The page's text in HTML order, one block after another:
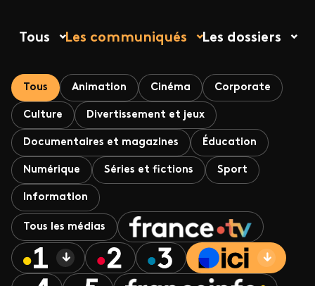
Tous Les communiqués Les dossiers
Tous Animation Cinéma Corporate
Culture Divertissement et jeux
Documentaires et magazines Éducation
Numérique Séries et fictions Sport
Information
Tous les médias